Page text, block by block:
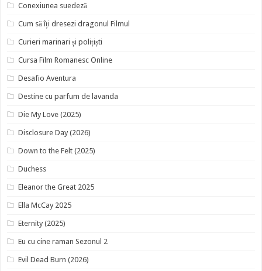
Conexiunea suedeză
Cum să îți dresezi dragonul Filmul
Curieri marinari și polițiști
Cursa Film Romanesc Online
Desafio Aventura
Destine cu parfum de lavanda
Die My Love (2025)
Disclosure Day (2026)
Down to the Felt (2025)
Duchess
Eleanor the Great 2025
Ella McCay 2025
Eternity (2025)
Eu cu cine raman Sezonul 2
Evil Dead Burn (2026)